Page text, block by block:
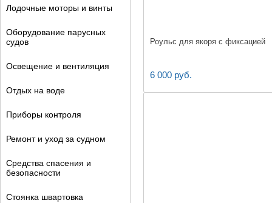
Роульс для якоря с фиксацией
6 000 руб.
Лодочные моторы и винты
Оборудование парусных
судов
Освещение и вентиляция
Отдых на воде
Приборы контроля
Ремонт и уход за судном
Средства спасения и
безопасности
Стоянка швартовка